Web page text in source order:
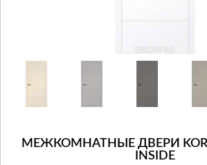
МЕЖКОМНАТНЫЕ ДВЕРИ
INSIDE